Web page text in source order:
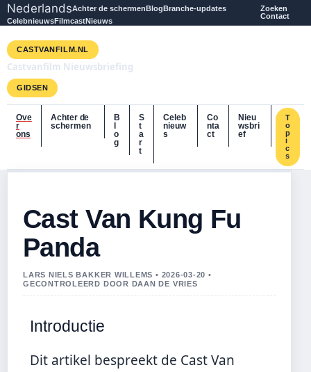
NederlandsAchter de schermenBlogBranche-updates
CelebnieuwsFilmcastNieuws
Zoeken
Contact
CASTVANFILM.NL
Castvanfilm Nieuwsbriefing
GIDSEN
Ove
r
ons
Achter de
schermen
B
o
g
S
t
a
r
t
Celeb
nieuw
s
Co
nta
ct
Nieu
wsbri
ef
T
o
p
i
c
s
Cast Van Kung Fu
Panda
LARS NIELS BAKKER WILLEMS • 2026-03-20 •
GECONTROLEERD DOOR DAAN DE VRIES
Introductie
Dit artikel bespreekt de Cast Van